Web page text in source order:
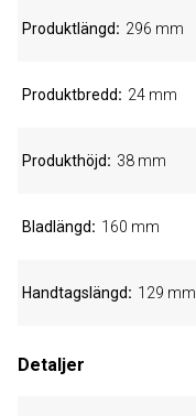
Produktlängd 296 mm
Produktbredd 24 mm
Produkthöjd 38 mm
Bladlängd 160 mm
Handtagslängd 129 mm
Detaljer